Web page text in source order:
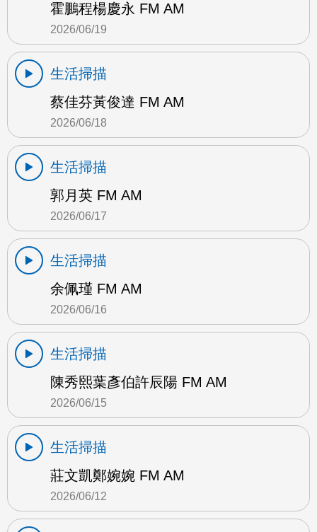
霍鵬程楊慶永 FM AM
2026/06/19
生活掃描
蔡佳芬黃俊達 FM AM
2026/06/18
生活掃描
郭月英 FM AM
2026/06/17
生活掃描
余佩瑾 FM AM
2026/06/16
生活掃描
陳秀熙葉彥伯許辰陽 FM AM
2026/06/15
生活掃描
莊文凱鄭婉婉 FM AM
2026/06/12